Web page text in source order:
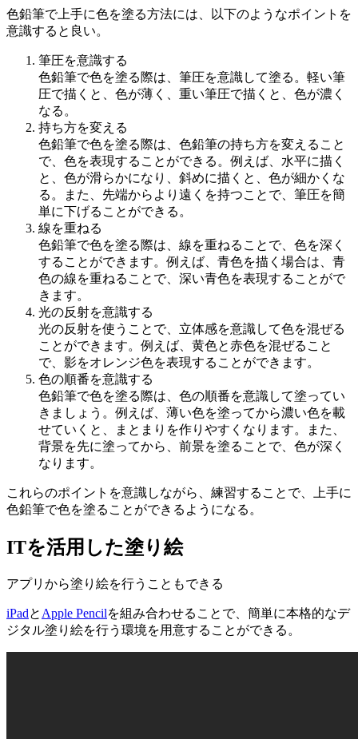
色鉛筆で上手に色を塗る方法には、以下のようなポイントを
意識すると良い。
筆圧を意識する
色鉛筆で色を塗る際は、筆圧を意識して塗る。軽い筆
圧で描くと、色が薄く、重い筆圧で描くと、色が濃く
なる。
持ち方を変える
色鉛筆で色を塗る際は、色鉛筆の持ち方を変えること
で、色を表現することができる。例えば、水平に描く
と、色が滑らかになり、斜めに描くと、色が細かくな
る。また、先端からより遠くを持つことで、筆圧を簡
単に下げることができる。
線を重ねる
色鉛筆で色を塗る際は、線を重ねることで、色を深く
することができます。例えば、青色を描く場合は、青
色の線を重ねることで、深い青色を表現することがで
きます。
光の反射を意識する
光の反射を使うことで、立体感を意識して色を混ぜる
ことができます。例えば、黄色と赤色を混ぜること
で、影をオレンジ色を表現することができます。
色の順番を意識する
色鉛筆で色を塗る際は、色の順番を意識して塗ってい
きましょう。例えば、薄い色を塗ってから濃い色を載
せていくと、まとまりを作りやすくなります。また、
背景を先に塗ってから、前景を塗ることで、色が深く
なります。
これらのポイントを意識しながら、練習することで、上手に
色鉛筆で色を塗ることができるようになる。
ITを活用した塗り絵
アプリから塗り絵を行うこともできる
iPadと Apple Pencilを組み合わせることで、簡単に本格的なデ
ジタル塗り絵を行う環境を用意することができる。